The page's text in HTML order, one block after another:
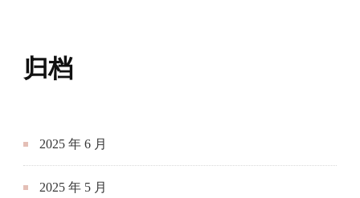
归档
2025 年 6 月
2025 年 5 月